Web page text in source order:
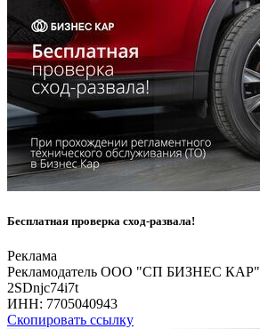
Бесплатная проверка сход-развала!
Реклама
Рекламодатель ООО "СП БИЗНЕС КАР"
2SDnjc74i7t
ИНН: 7705040943
Скопировать ссылку